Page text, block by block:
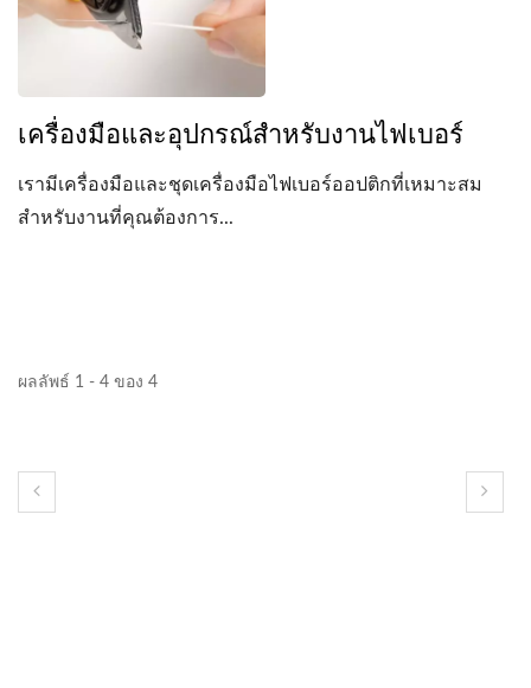
เครื่องมือและอุปกรณ์สำหรับงานไฟเบอร์
เรามีเครื่องมือและชุดเครื่องมือไฟเบอร์ออปติกที่เหมาะสม
สำหรับงานที่คุณต้องการ...
ผลลัพธ์ 1 - 4 ของ 4